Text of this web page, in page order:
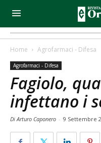
Home Agrofarmaci - Difesa
Agrofarmaci - Difesa
Fagiolo,
infettano i
Di Arturo Caponero - 9 Settembre